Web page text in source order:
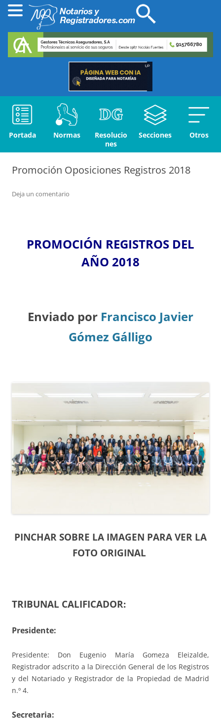
Portada Normas
Resolucio
nes
Secciones Otros
Promoción Oposiciones Registros 2018
Deja un comentario
PROMOCIÓN REGISTROS DEL
AÑO 2018
Enviado por Francisco Javier
Gómez Gálligo
PINCHAR SOBRE LA IMAGEN PARA VER LA
FOTO ORIGINAL
TRIBUNAL CALIFICADOR:
Presidente:
Presidente: Don Eugenio María Gomeza Eleizalde,
Registrador adscrito a la Dirección General de los Registros
y del Notariado y Registrador de la Propiedad de Madrid
n.º 4.
Secretaria: